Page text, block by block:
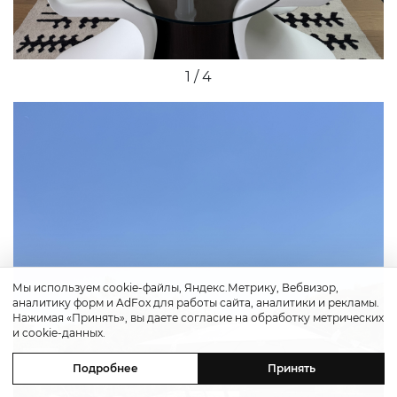
1 / 4
Previous
Мы используем cookie-файлы, Яндекс.Метрику, Вебвизор,
аналитику форм и AdFox для работы сайта, аналитики и рекламы.
Нажимая «Принять», вы даете согласие на обработку метрических
и cookie-данных.
Подробнее Принять